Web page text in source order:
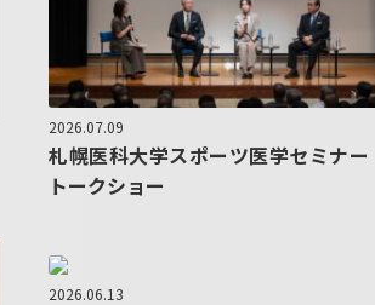
2026.07.09
札幌医科大学スポーツ医学セミナー
トークショー
2026.06.13